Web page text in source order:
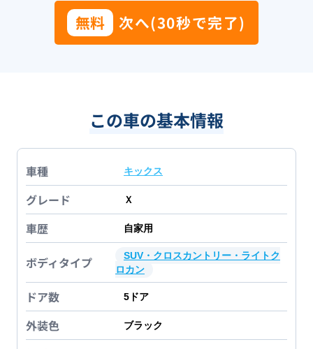
無料 次へ(30秒で完了)
この車の基本情報
車種 キックス
グレード Ｘ
車歴 自家用
ボディタイプ
SUV・クロスカントリー・ライトク
ロカン
ドア数 5 ドア
外装色 ブラック